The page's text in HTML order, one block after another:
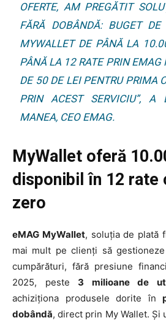
OFERTE, AM PREGĂTIT
FĂRĂ DOBÂNDĂ: BUGET DE
MYWALLET DE PÂNĂ LA
PÂNĂ LA 12 RATE PRIN EMAG
DE 50 DE LEI PENTRU PRIMA
PRIN ACEST SERVICIU”, A
MANEA, CEO EMAG.
MyWallet oferă
disponibil în 12 rate
zero
eMAG MyWallet, soluția de plată
mai mult pe clienți să
cumpărături, fără presiune
2025, peste 3 milioane de
achiziționa produsele dorite în
dobândă, direct prin My Wallet. Și